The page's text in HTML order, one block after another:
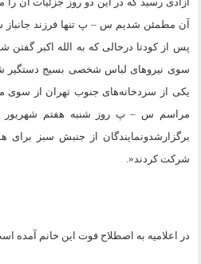
آن مطمئن شدیم س – پ تنها فرزند
پس از کودتا درحالی که به الله اکبر گفتن
سوی نیروهای لباس شخصی بسیج دستگیر
یکی از سردخانه‌های جنوب تهران از
مراسم س – پ روز شنبه هفتم شهریور
برگزارشدونمایندگان از جنبش‌ سبز برای
شرکت کردند.»
در اعلامیه به اصطلاح فوت این خانم آمده